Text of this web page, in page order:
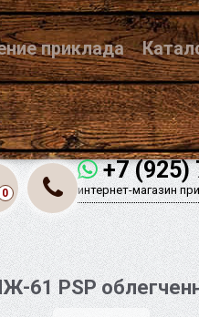
приклада
+7 (925)
интернет-магазин
0
61 PSP